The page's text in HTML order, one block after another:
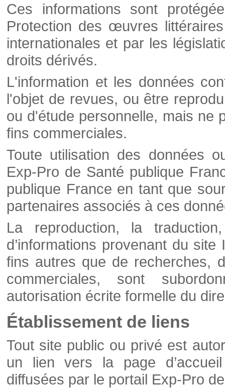
Ces informations sont
Protection des œuvres
internationales et par les
droits dérivés.
L'information et les données
l'objet de revues, ou être
ou d'étude personnelle, mais ne
fins commerciales.
Toute utilisation des données
Exp-Pro de Santé publique
publique France en tant que
partenaires associés à ces
La reproduction, la
d’informations provenant du
fins autres que de recherches,
commerciales, sont
autorisation écrite formelle du
Établissement de liens
Tout site public ou privé est
un lien vers la page
diffusées par le portail Exp-Pro